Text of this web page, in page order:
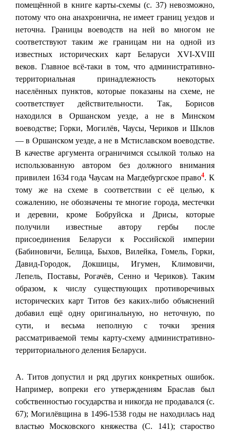
помещённой в книге карты-схемы (с. 37) невозможно,
потому что она анахронична, не имеет границ уездов и
неточна. Границы воеводств на ней во многом не
соответствуют таким же границам ни на одной из
известных исторических карт Беларуси XVI-XVIII
веков. Главное всё-таки в том, что административно-
территориальная принадлежность некоторых
населённых пунктов, которые показаны на схеме, не
соответствует действительности. Так, Борисов
находился в Оршанском уезде, а не в Минском
воеводстве; Горки, Могилёв, Чаусы, Чериков и Шклов
— в Оршанском уезде, а не в Мстиславском воеводстве.
В качестве аргумента ограничимся ссылкой только на
использованную автором без должного внимания
привилеи 1634 года Чаусам на Магдебургское право4. К
тому же на схеме в соответствии с её целью, к
сожалению, не обозначены те многие города, местечки
и деревни, кроме Бобруйска и Дрисы, которые
получили известные автору гербы после
присоединения Беларуси к Российской империи
(Бабиновичи, Белица, Быхов, Вилейка, Гомель, Горки,
Давид-Городок, Докшицы, Игумен, Климовичи,
Лепель, Поставы, Рогачёв, Сенно и Чериков). Таким
образом, к числу существующих противоречивых
исторических карт Титов без каких-либо объяснений
добавил ещё одну оригинальную, но неточную, по
сути, и весьма неполную с точки зрения
рассматриваемой темы карту-схему административно-
территориального деления Беларуси.
А. Титов допустил и ряд других конкретных ошибок.
Например, вопреки его утверждениям Браслав был
собственностью государства и никогда не продавался (с.
67); Могилёвщина в 1496-1538 годы не находилась над
властью Московского княжества (С. 141); староство